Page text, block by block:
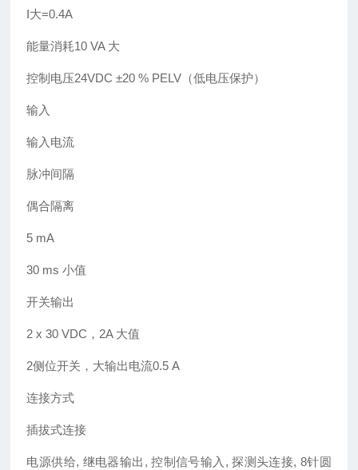
I大=0.4A
能量消耗10 VA 大
控制电压24VDC ±20 % PELV（低电压保护）
输入
输入电流
脉冲间隔
偶合隔离
5 mA
30 ms 小值
开关输出
2 x 30 VDC，2A 大值
2侧位开关，大输出电流0.5 A
连接方式
插拔式连接
电源供给, 继电器输出, 控制信号输入, 探测头连接, 8针圆